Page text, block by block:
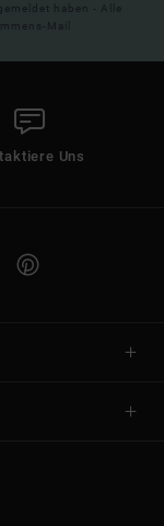
haben - Alle
Mail
Uns